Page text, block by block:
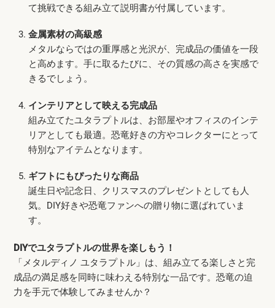
て挑戦できる組み立て説明書が付属しています。
金属素材の高級感
メタルならではの重厚感と光沢が、完成品の価値を一段
と高めます。手に取るたびに、その質感の高さを実感で
きるでしょう。
インテリアとして映える完成品
組み立てたユタラプトルは、お部屋やオフィスのインテ
リアとしても最適。恐竜好きの方やコレクターにとって
特別なアイテムとなります。
ギフトにもぴったりな商品
誕生日や記念日、クリスマスのプレゼントとしても人
気。DIY好きや恐竜ファンへの贈り物に選ばれていま
す。
DIYでユタラプトルの世界を楽しもう！
「メタルディノ ユタラプトル」は、組み立てる楽しさと完
成品の満足感を同時に味わえる特別な一品です。恐竜の迫
力を手元で体験してみませんか？